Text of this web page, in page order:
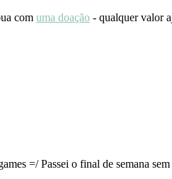
com uma doação - qualquer valor
=/ Passei o final de semana